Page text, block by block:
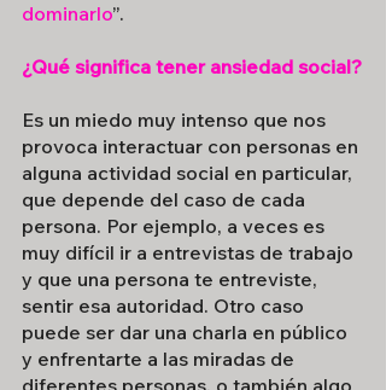
dominarlo”.
¿Qué significa tener ansiedad social?
Es un miedo muy intenso que nos
provoca interactuar con personas en
alguna actividad social en particular,
que depende del caso de cada
persona. Por ejemplo, a veces es
muy difícil ir a entrevistas de trabajo
y que una persona te entreviste,
sentir esa autoridad. Otro caso
puede ser dar una charla en público
y enfrentarte a las miradas de
diferentes personas, o también algo